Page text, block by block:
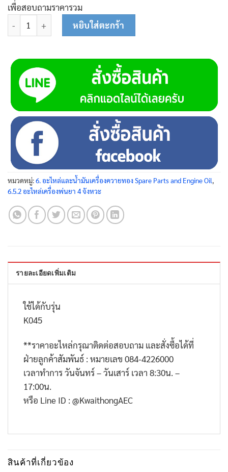
เพื่อสอบถามราคารวม
จำนวน ชุดลูกสูบ 45-0130 ชิ้น
หยิบใส่ตะกร้า
หมวดหมู่:6. อะไหล่และน้ำมันเครื่องควายทอง Spare Parts and Engine Oil
6.5.2 อะไหล่เครื่องพ่นยา 4 จังหวะ
รายละเอียดเพิ่มเติม
ใช้ได้กับรุ่น
K045
**ราคาอะไหล่กรุณาติดต่อสอบถาม และสั่งซื้อได้ที่
ฝ่ายลูกค้าสัมพันธ์ : หมายเลข 084-4226000
เวลาทำการ วันจันทร์ – วันเสาร์ เวลา 8:30น. –
17:00น.
หรือ Line ID : @KwaithongAEC
สินค้าที่เกี่ยวข้อง